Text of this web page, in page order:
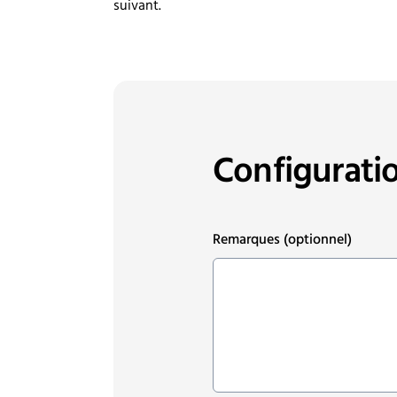
suivant.
Remarques(optionnel)